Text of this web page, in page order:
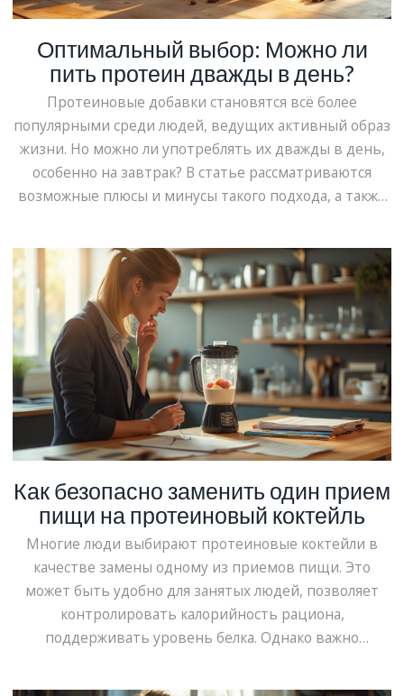
Оптимальный выбор: Можно ли
пить протеин дважды в день?
Протеиновые добавки становятся всё более
популярными среди людей, ведущих активный образ
жизни. Но можно ли употреблять их дважды в день,
особенно на завтрак? В статье рассматриваются
возможные плюсы и минусы такого подхода, а также
организм.
Как безопасно заменить один прием
пищи на протеиновый коктейль
Многие люди выбирают протеиновые коктейли в
качестве замены одному из приемов пищи. Это
может быть удобно для занятых людей, позволяет
контролировать калорийность рациона,
поддерживать уровень белка. Однако важно